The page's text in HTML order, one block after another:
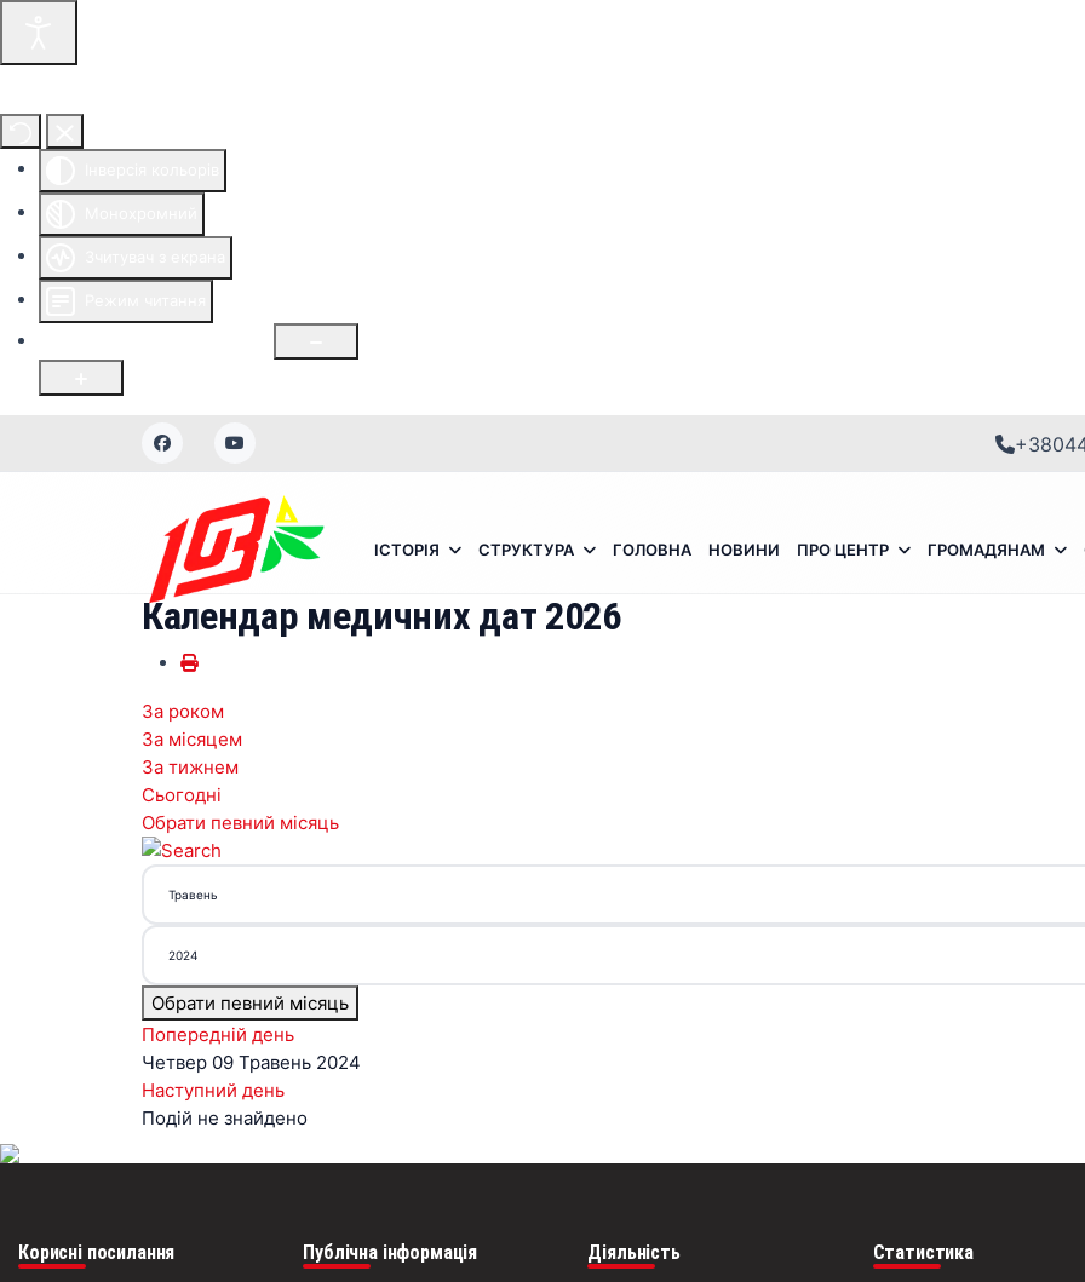
ІСТОРІЯ СТРУКТУРА ГОЛОВНА НОВИНИ ПРО ЦЕНТР ГРОМАДЯНАМ
Календар медичних дат 2026
За роком
За місяцем
За тижнем
Сьогодні
Обрати певний місяць
Обрати певний місяць
Попередній день
Четвер 09 Травень 2024
Наступний день
Подій не знайдено
Корисні посилання Публічна інформація Діяльність
Статистика